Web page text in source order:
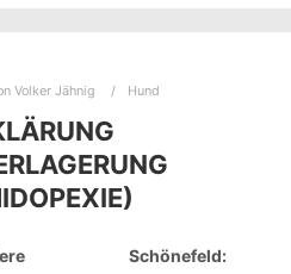
Volker Jähnig Hund
Schönefeld: